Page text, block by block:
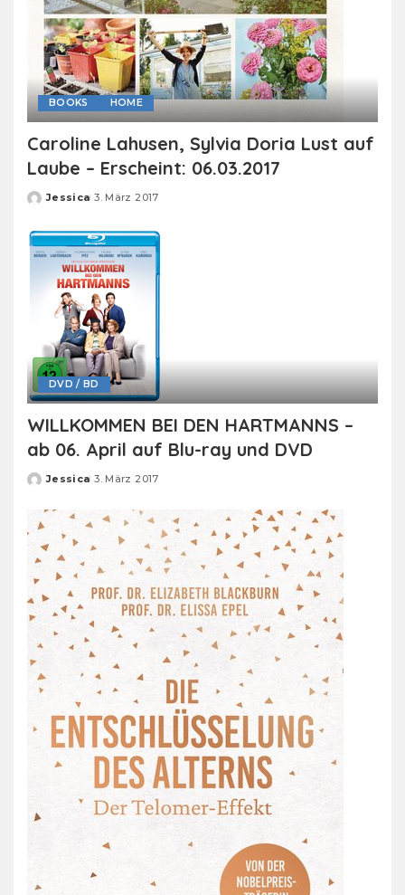
BOOKS HOME
Caroline Lahusen, Sylvia Doria Lust auf
Laube – Erscheint: 06.03.2017
Posted
Jessica 3. März 2017
DVD / BD
WILLKOMMEN BEI DEN HARTMANNS –
ab 06. April auf Blu-ray und DVD
Posted
Jessica 3. März 2017